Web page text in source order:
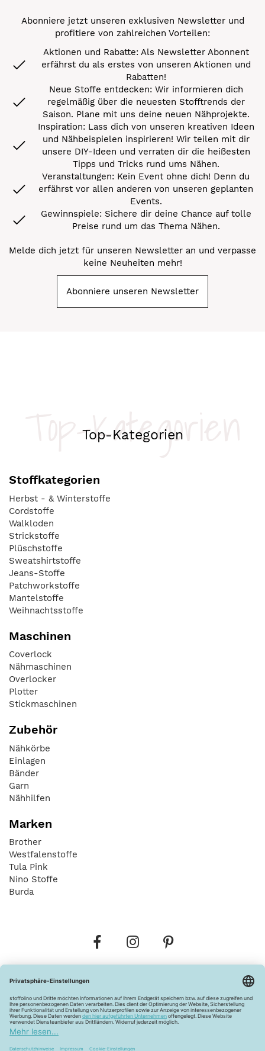
Abonniere jetzt unseren exklusiven Newsletter und
profitiere von zahlreichen Vorteilen:
Aktionen und Rabatte: Als Newsletter Abonnent
erfährst du als erstes von unseren Aktionen und
Rabatten!
Neue Stoffe entdecken: Wir informieren dich
regelmäßig über die neuesten Stofftrends der
Saison. Plane mit uns deine neuen Nähprojekte.
Inspiration: Lass dich von unseren kreativen Ideen
und Nähbeispielen inspirieren! Wir teilen mit dir
unsere DIY-Ideen und verraten dir die heißesten
Tipps und Tricks rund ums Nähen.
Veranstaltungen: Kein Event ohne dich! Denn du
erfährst vor allen anderen von unseren geplanten
Events.
Gewinnspiele: Sichere dir deine Chance auf tolle
Preise rund um das Thema Nähen.
Melde dich jetzt für unseren Newsletter an und verpasse
keine Neuheiten mehr!
Abonniere unseren Newsletter
Top-Kategorien
Top-Kategorien
Stoffkategorien
Herbst - & Winterstoffe
Cordstoffe
Walkloden
Strickstoffe
Plüschstoffe
Sweatshirtstoffe
Jeans-Stoffe
Patchworkstoffe
Mantelstoffe
Weihnachtsstoffe
Maschinen
Coverlock
Nähmaschinen
Overlocker
Plotter
Stickmaschinen
Zubehör
Nähkörbe
Einlagen
Bänder
Garn
Nähhilfen
Marken
Brother
Westfalenstoffe
Tula Pink
Nino Stoffe
Burda
Widerrufsbelehrung Vertrag widerrufen
Barrierefreiheitserklärung